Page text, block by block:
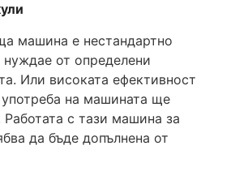
машина е нестандартно
от определени
Или високата ефективност
на машината ще
Работата с тази машина за
да бъде допълнена от